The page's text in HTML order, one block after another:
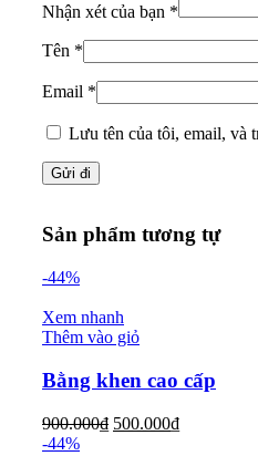
Nhận xét của bạn *
Tên *
Email *
Lưu tên của tôi, email, và
Sản phẩm tương tự
-44%
Xem nhanh
Thêm vào giỏ
Bằng khen cao cấp
900.000₫ 500.000₫
-44%